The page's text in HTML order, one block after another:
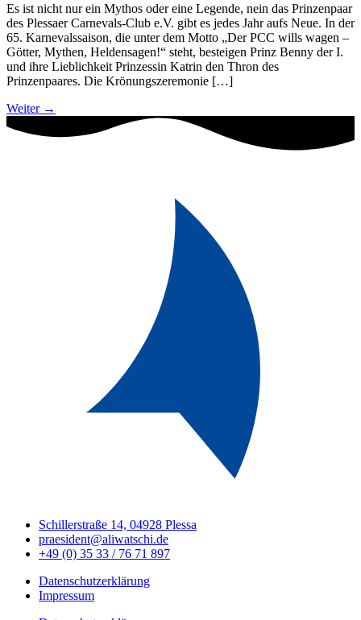
Es ist nicht nur ein Mythos oder eine Legende, nein das Prinzenpaar
des Plessaer Carnevals-Club e.V. gibt es jedes Jahr aufs Neue. In der
65. Karnevalssaison, die unter dem Motto „Der PCC wills wagen –
Götter, Mythen, Heldensagen!“ steht, besteigen Prinz Benny der I.
und ihre Lieblichkeit Prinzessin Katrin den Thron des
Prinzenpaares. Die Krönungszeremonie […]
Weiter →
Schillerstraße 14, 04928 Plessa
praesident@aliwatschi.de
+49 (0) 35 33 / 76 71 897
Datenschutzerklärung
Impressum